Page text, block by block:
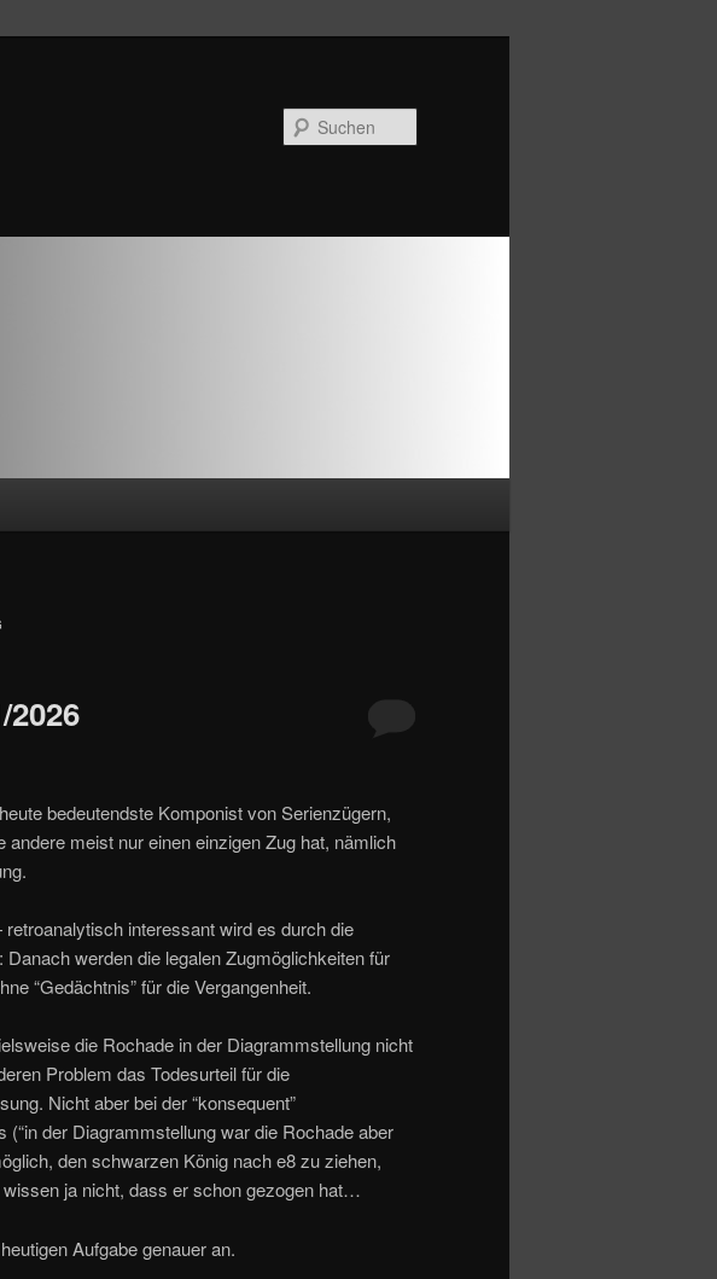
bedeutendste Komponist von Serienzügern,
andere meist nur einen einzigen Zug hat, nämlich
interessant wird es durch die
Danach werden die legalen Zugmöglichkeiten für
“Gedächtnis” für die Vergangenheit.
die Rochade in der Diagrammstellung nicht
Problem das Todesurteil für die
Nicht aber bei der “konsequent”
der Diagrammstellung war die Rochade aber
den schwarzen König nach e8 zu ziehen,
ja nicht, dass er schon gezogen hat…
Aufgabe genauer an.